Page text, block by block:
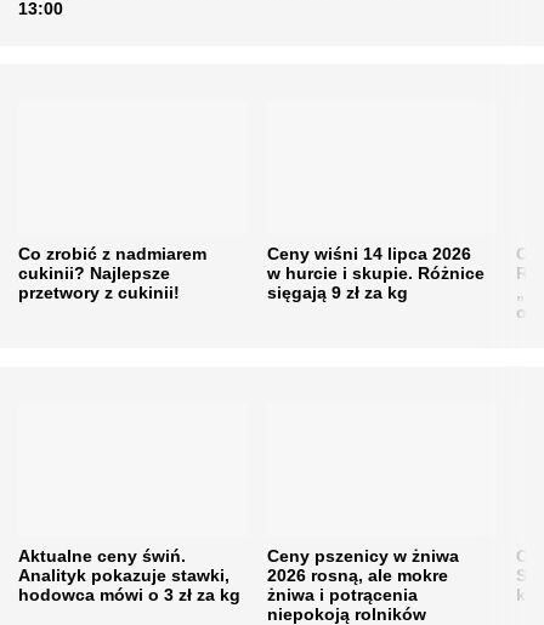
13:00
Co zrobić z nadmiarem
cukinii? Najlepsze
przetwory z cukinii!
Ceny wiśni 14 lipca 2026
w hurcie i skupie. Różnice
sięgają 9 zł za kg
Aktualne ceny świń.
Analityk pokazuje stawki,
hodowca mówi o 3 zł za kg
Ceny pszenicy w żniwa
2026 rosną, ale mokre
żniwa i potrącenia
niepokoją rolników